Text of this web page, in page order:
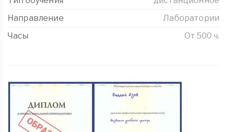
Направление
Лаборатории
Часы
От 500 ч.